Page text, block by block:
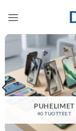
PUHELIMET
40 TUOTTEET